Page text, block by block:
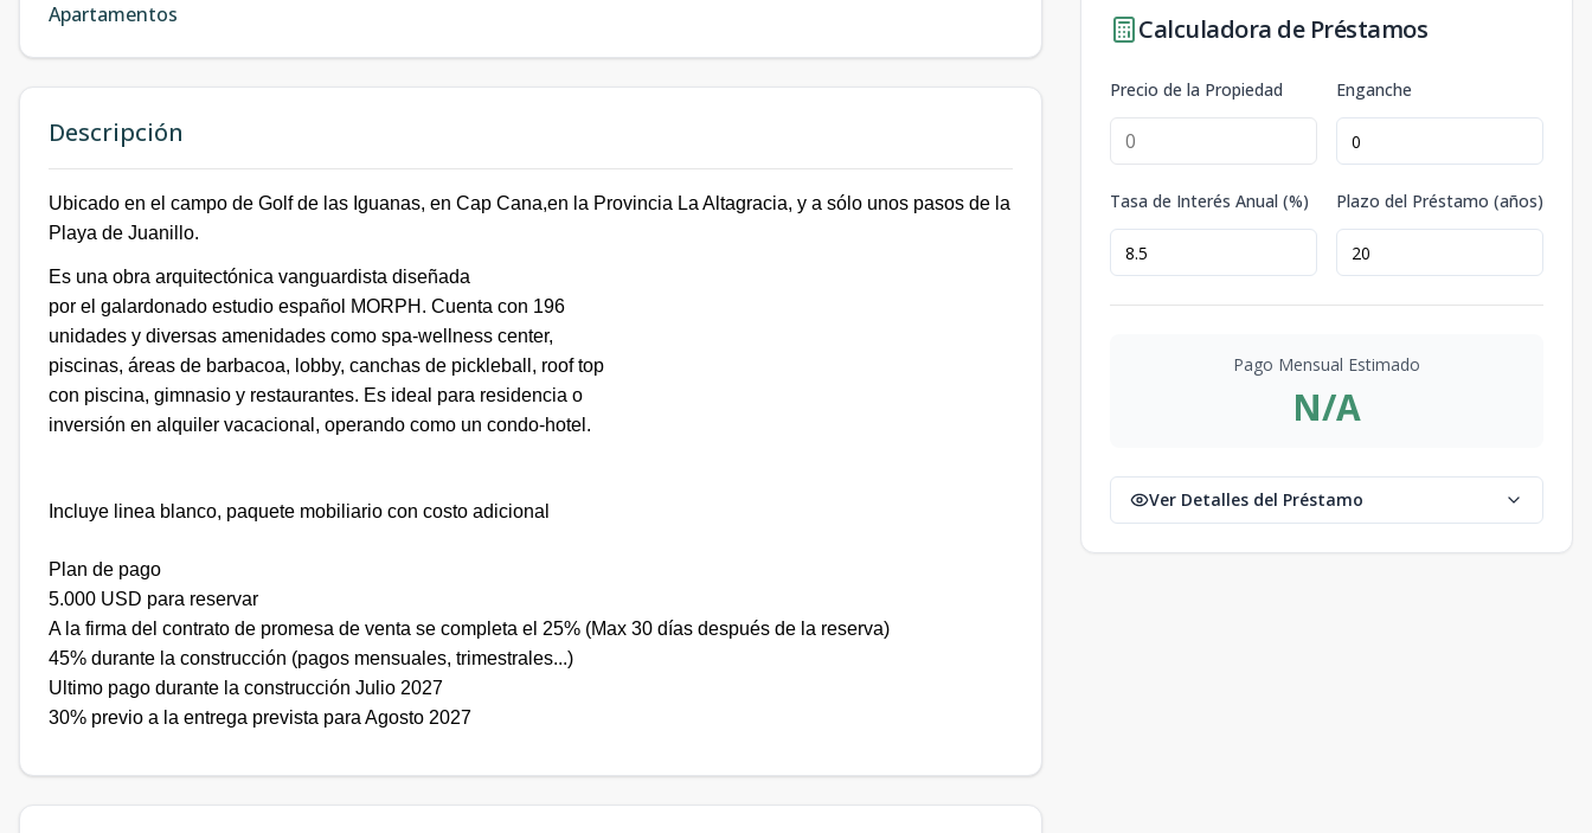
Apartamentos
Descripción
Ubicado en el campo de Golf de las Iguanas, en Cap Cana,en la Provincia La Altagracia, y a sólo unos pasos de la
Playa de Juanillo.
Es una obra arquitectónica vanguardista diseñada
por el galardonado estudio español MORPH. Cuenta con 196
unidades y diversas amenidades como spa-wellness center,
piscinas, áreas de barbacoa, lobby, canchas de pickleball, roof top
con piscina, gimnasio y restaurantes. Es ideal para residencia o
inversión en alquiler vacacional, operando como un condo-hotel.
Incluye linea blanco, paquete mobiliario con costo adicional
Plan de pago
5.000 USD para reservar
A la firma del contrato de promesa de venta se completa el 25% (Max 30 días después de la reserva)
45% durante la construcción (pagos mensuales, trimestrales...)
Ultimo pago durante la construcción Julio 2027
30% previo a la entrega prevista para Agosto 2027
Calculadora de Préstamos
Precio de la Propiedad Enganche
Tasa de Interés Anual (%) Plazo del Préstamo (años)
Pago Mensual Estimado
N/A
Ver Detalles del Préstamo